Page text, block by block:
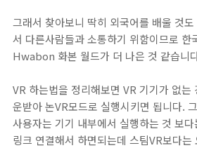
그래서 찾아보니 딱히 외국어를 배울 것
서 다른사람들과 소통하기 위함이므로 한
Hwabon 화본 월드가 더 나은 것 같습니
VR 하는법을 정리해보면 VR 기기가 없는
운받아 논VR모드로 실행시키면 됩니다.
사용자는 기기 내부에서 실행하는 것 보
링크 연결해서 하면되는데 스팀VR보다는